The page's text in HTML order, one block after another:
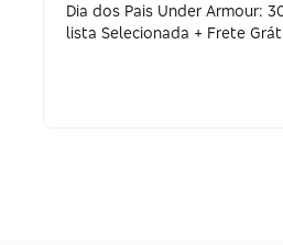
Dia dos Pais Under Armour:
lista Selecionada + Frete